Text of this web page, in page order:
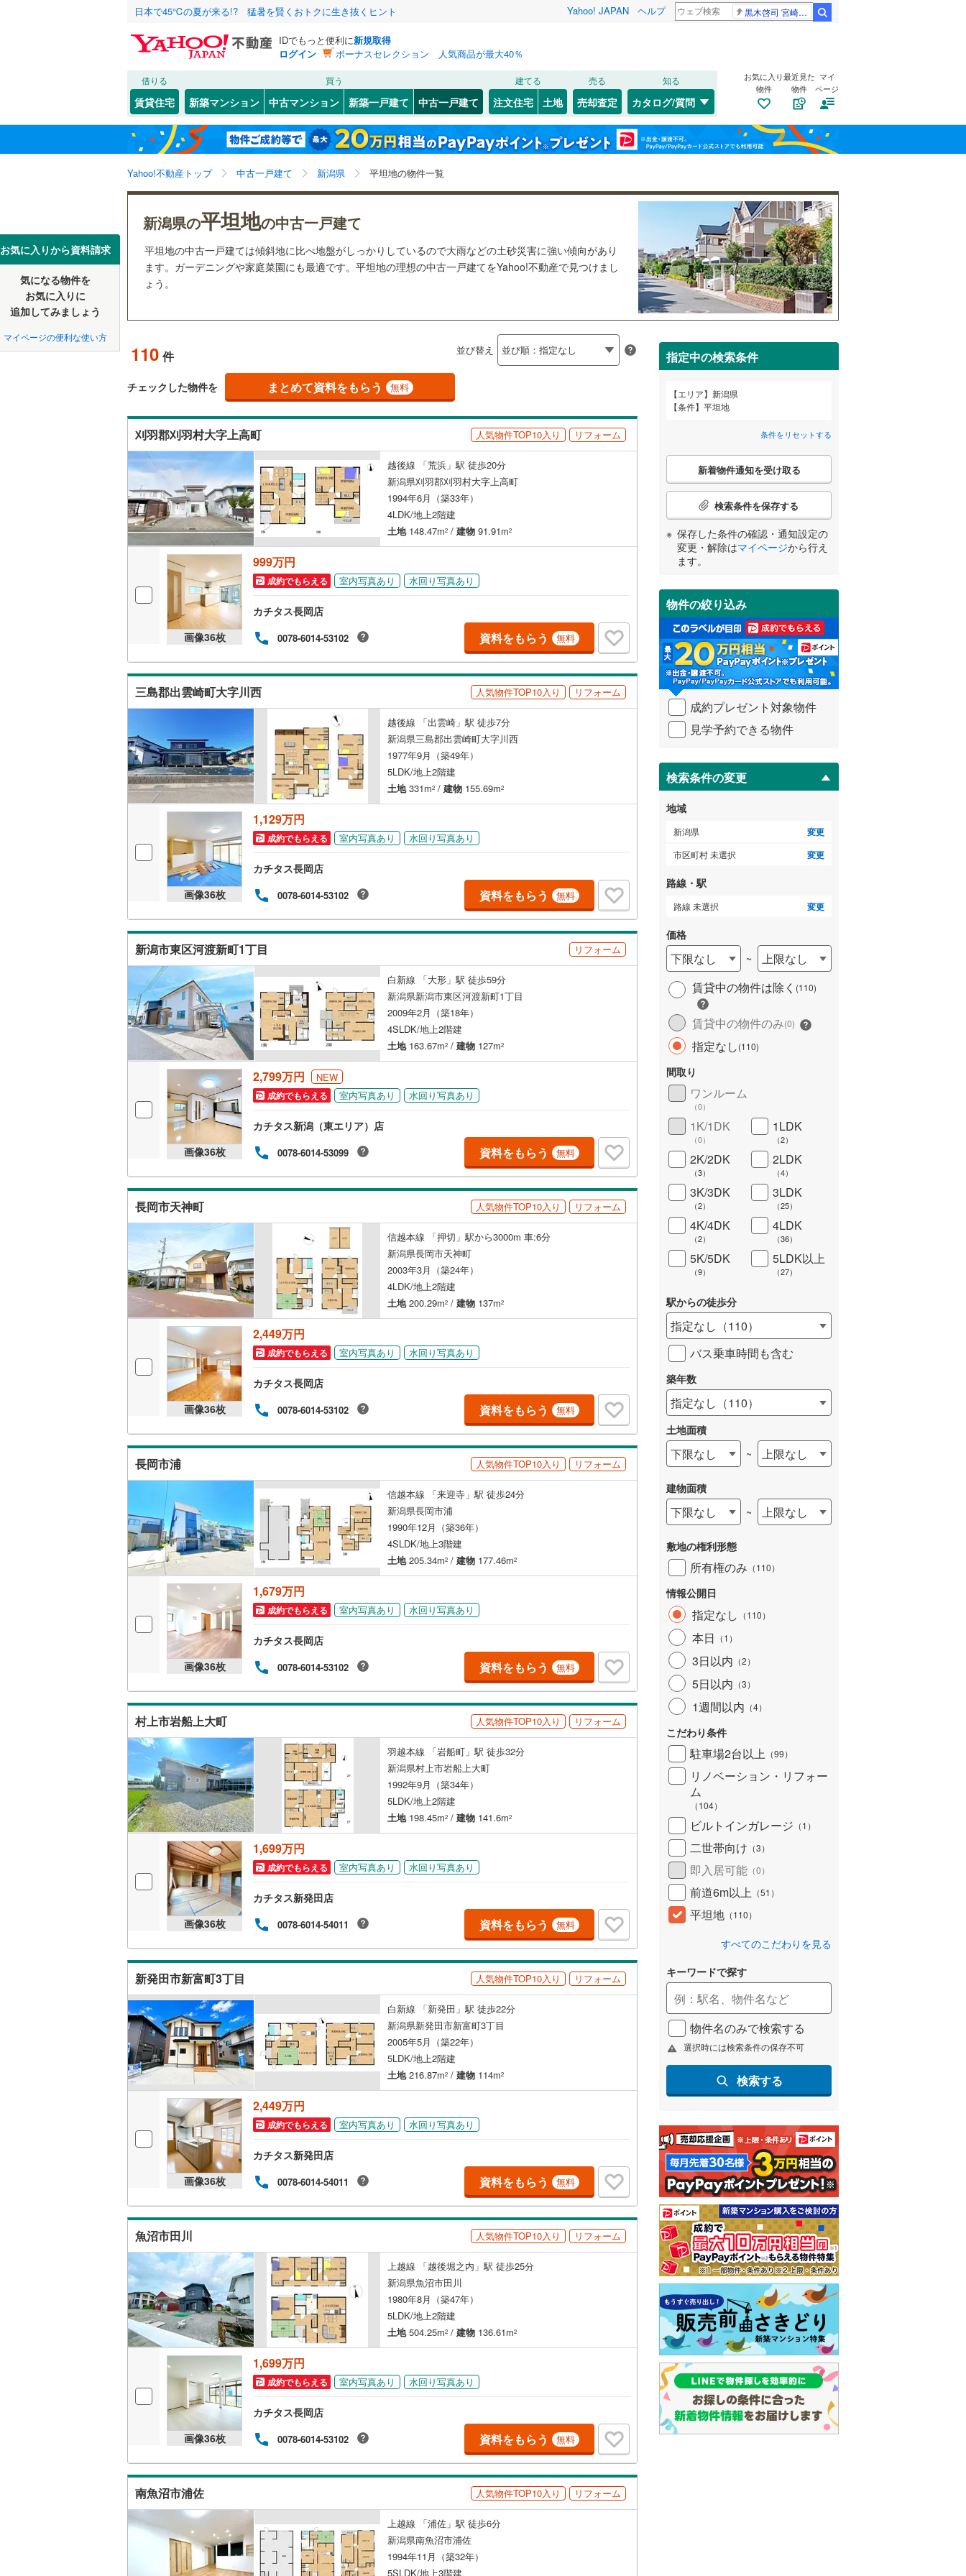
日本で45℃の夏が来る!? 猛暑を賢くおトクに生き抜くヒント Yahoo! JAPAN ヘルプ 黒木啓司 宮崎麗果
IDでもっと便利に新規取得
ログイン
ボーナスセレクション 人気商品が最大40％
借りる
賃貸住宅
買う
新築マンション 中古マンション 新築一戸建て 中古一戸建て
建てる
注文住宅 土地
売る
売却査定
知る
カタログ/質問
お気に入り
物件
最近見た
物件
マイ
ページ
Yahoo!不動産トップ 中古一戸建て 新潟県 平坦地の物件一覧
お気に入りから資料請求
気になる物件を
お気に入りに
追加してみましょう
マイページの便利な使い方
新潟県の平坦地の中古一戸建て
平坦地の中古一戸建ては傾斜地に比べ地盤がしっかりしているので大雨などの土砂災害に強い傾向があり
ます。ガーデニングや家庭菜園にも最適です。平坦地の理想の中古一戸建てをYahoo!不動産で見つけまし
ょう。
110 件 並び替え
チェックした物件を まとめて資料をもらう 無料
刈羽郡刈羽村大字上高町 人気物件TOP10入り リフォーム
越後線 「荒浜」駅 徒歩20分
新潟県刈羽郡刈羽村大字上高町
1994年6月（築33年）
4LDK/地上2階建
土地148.47m2 / 建物 91.91m2
画像36枚
999万円
成約でもらえる 室内写真あり 水回り写真あり
カチタス長岡店
0078-6014-53102 資料をもらう 無料
三島郡出雲崎町大字川西 人気物件TOP10入り リフォーム
越後線 「出雲崎」駅 徒歩7分
新潟県三島郡出雲崎町大字川西
1977年9月（築49年）
5LDK/地上2階建
土地331m2 / 建物 155.69m2
画像36枚
1,129万円
成約でもらえる 室内写真あり 水回り写真あり
カチタス長岡店
0078-6014-53102 資料をもらう 無料
新潟市東区河渡新町1丁目 リフォーム
白新線 「大形」駅 徒歩59分
新潟県新潟市東区河渡新町1丁目
2009年2月（築18年）
4SLDK/地上2階建
土地163.67m2 / 建物 127m2
画像36枚
2,799万円 NEW
成約でもらえる 室内写真あり 水回り写真あり
カチタス新潟（東エリア）店
0078-6014-53099 資料をもらう 無料
長岡市天神町 人気物件TOP10入り リフォーム
信越本線 「押切」駅から3000m 車:6分
新潟県長岡市天神町
2003年3月（築24年）
4LDK/地上2階建
土地200.29m2 / 建物 137m2
画像36枚
2,449万円
成約でもらえる 室内写真あり 水回り写真あり
カチタス長岡店
0078-6014-53102 資料をもらう 無料
長岡市浦 人気物件TOP10入り リフォーム
信越本線 「来迎寺」駅 徒歩24分
新潟県長岡市浦
1990年12月（築36年）
4SLDK/地上3階建
土地205.34m2 / 建物 177.46m2
画像36枚
1,679万円
成約でもらえる 室内写真あり 水回り写真あり
カチタス長岡店
0078-6014-53102 資料をもらう 無料
村上市岩船上大町 人気物件TOP10入り リフォーム
羽越本線 「岩船町」駅 徒歩32分
新潟県村上市岩船上大町
1992年9月（築34年）
5LDK/地上2階建
土地198.45m2 / 建物 141.6m2
画像36枚
1,699万円
成約でもらえる 室内写真あり 水回り写真あり
カチタス新発田店
0078-6014-54011 資料をもらう 無料
新発田市新富町3丁目 人気物件TOP10入り リフォーム
白新線 「新発田」駅 徒歩22分
新潟県新発田市新富町3丁目
2005年5月（築22年）
5LDK/地上2階建
土地216.87m2 / 建物 114m2
画像36枚
2,449万円
成約でもらえる 室内写真あり 水回り写真あり
カチタス新発田店
0078-6014-54011 資料をもらう 無料
魚沼市田川 人気物件TOP10入り リフォーム
上越線 「越後堀之内」駅 徒歩25分
新潟県魚沼市田川
1980年8月（築47年）
5LDK/地上2階建
土地504.25m2 / 建物 136.61m2
画像36枚
1,699万円
成約でもらえる 室内写真あり 水回り写真あり
カチタス長岡店
0078-6014-53102 資料をもらう 無料
南魚沼市浦佐 人気物件TOP10入り リフォーム
上越線 「浦佐」駅 徒歩6分
新潟県南魚沼市浦佐
1994年11月（築32年）
5SLDK/地上3階建
指定中の検索条件
エリア
新潟県
条件
平坦地
条件をリセットする
こ
検
条
件
受
け
取
る
・
条
件
を
イ
ペ
ジ
に
保
存
す
る
新着物件通知を受け取る
検索条件を保存する
保存した条件の確認・通知設定の
変更・解除はマイページから行え
ます。
物件の絞り込み
成約プレゼント対象物件
見学予約できる物件
検索条件の変更
地域
新潟県 変更
市区町村 未選択 変更
路線・駅
路線 未選択 変更
価格
下限なし ~
上限なし
賃貸中の物件は除く (110)
賃貸中の物件のみ(0)
指定なし(110)
間取り
ワンルーム
（0）
1K/1DK
（0）
1LDK
（2）
2K/2DK
（3）
2LDK
（4）
3K/3DK
（2）
3LDK
（25）
4K/4DK
（2）
4LDK
（36）
5K/5DK
（9）
5LDK以上
（27）
駅からの徒歩分
指定なし （110）
バス乗車時間も含む
築年数
指定なし （110）
土地面積
下限なし ~ 上限なし
建物面積
下限なし ~ 上限なし
敷地の権利形態
所有権のみ （110）
情報公開日
指定なし （110）
本日 （1 ）
3日以内 （2）
5日以内 （3）
1週間以内 （4）
こだわり条件
駐車場2台以上 （99）
リノベーション・リフォー
ム
（104）
ビルトインガレージ （1 ）
二世帯向け （3）
即入居可能 （0）
前道6m以上 （51 ）
平坦地 （110）
すべてのこだわりを見る
キーワードで探す
物件名のみで検索する
選択時には検索条件の保存不可
検索する
北海道 北海道
東北 青森 岩手 宮城 秋田 山形 福島
関東 東京 神奈川 埼玉
信越・北陸
東海 愛知 岐阜 静岡 三重
近畿 和歌山
中国 鳥取 島根 岡山 広島 山口
四国 高知
福岡 佐賀 長崎 鹿児島
該当物件0件 この条件で検索する 条件をリセットする
新潟市 北区(3) 東区(10) 中央区(3)
江南区(5) 秋葉区(2) 南区(4)
西区
12 )
新潟県のそのほ
長岡市(5)
新発田市(6) 小千谷市(3) 加茂市(0)
十日町市(0) 見附市(2) 村上市(12)
妙高市(0)
魚沼市(1) 南魚沼市(1)
胎内市(2)
三島郡出雲崎町
中魚沼郡津南町(0)
岩船郡関川村(0) 岩船郡粟島浦村
該当物件0件 この条件で検索する 条件をリセットする
該当物件0件 この条件で検索する 条件をリセットする
JR 上越線(5) 磐越西線(9) 只見線(0)
米坂線(1) 羽越本線(22) 白新線(20)
信越本線(25) 飯山線(1) 越後線(32)
弥彦線 ( )
北陸新幹線（JR東日本）(1) 北陸新幹線（JR西日本）(1)
イン(8)
北越急行ほくほく線 1)
該当物件0件 この条件で検索する 条件をリセットする
該当物件0件 この条件で検索する 条件をリセットする
こだわり条件 リフォーム、リノベーション
リノベーション・リフォーム
（104）
築古・築30年以上（82）
設備
トイレ２か所（35）
駐車場2台以上 （ 太陽光発電システム（2）
ＴＶモニタ付インターホン
防犯カメラ（1）
間取り、居室全体
バリアフリー住宅（ 間取り変更可能（0）
二世帯向け（3） 3階建て以上（5）
サービスルーム（納戸）
（40）
立地
最寄りの駅が始発駅 10） 海まで2km以内 小学校まで1km以内（16）
配置、向き、建ち方、日当たり
前道6m以上（51） 角地（14） 南道路 （37）
平坦地（110）
LD
リビングダイニング15畳以上
キッチン
独立型キッチン 対面キッチン
販売、価格、契約、入居関連など
即入居可能 ）
浴室
収納
ウォークインクローゼット
（13）
床下収納（20）
バルコニー、庭
ウッドデッキあり（ ）
構造・規模・施工・品質・工法関連
耐震、免震、制震構造
（5）
住宅性能評価付き（0） 長期優良住宅
オンライン対応
オンライン内見(相談)可 IT重説可 （ 0）
オンライン対応とは？ 詳しく見る
該当物件0件 この条件で検索する 条件をリセットする
検索条件を保存しました
この検索条件の新着物件通知は、 マイページから設定できます。
保存した条件を見る
新潟県、平坦地
マイページ
閉じる お気に入りリストを見る
閉じる
閉じる お気に入りリストを見る
閉じる